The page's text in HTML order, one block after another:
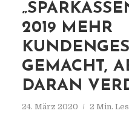
2019 MEHR
GEMACHT,
DARAN
24. März 2020 2 Min.